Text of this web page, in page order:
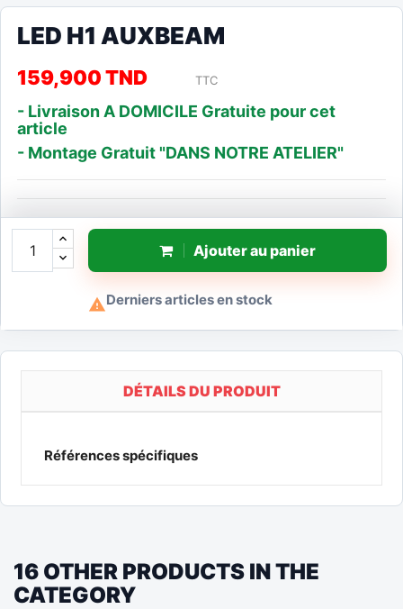
LED H1 AUXBEAM
159,900 TND TTC
- Livraison A DOMICILE Gratuite pour cet
article
- Montage Gratuit "DANS NOTRE ATELIER"
Ajouter au panier
Derniers articles en stock
DÉTAILS DU PRODUIT
Références spécifiques
16 OTHER PRODUCTS IN THE
CATEGORY